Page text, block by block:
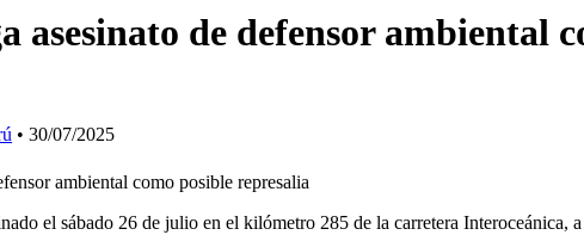
asesinato de defensor ambiental
• 30/07/2025
el sábado 26 de julio en el kilómetro 285 de la carretera Interoceánica,